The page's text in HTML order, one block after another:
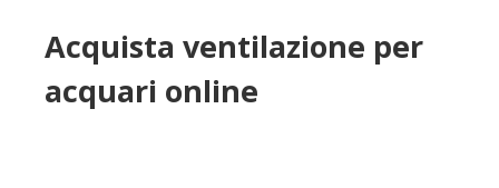
Acquista ventilazione per
acquari online